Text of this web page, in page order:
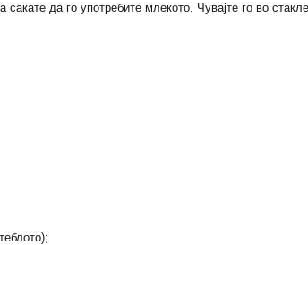
да го употребите млекото. Чувајте го во